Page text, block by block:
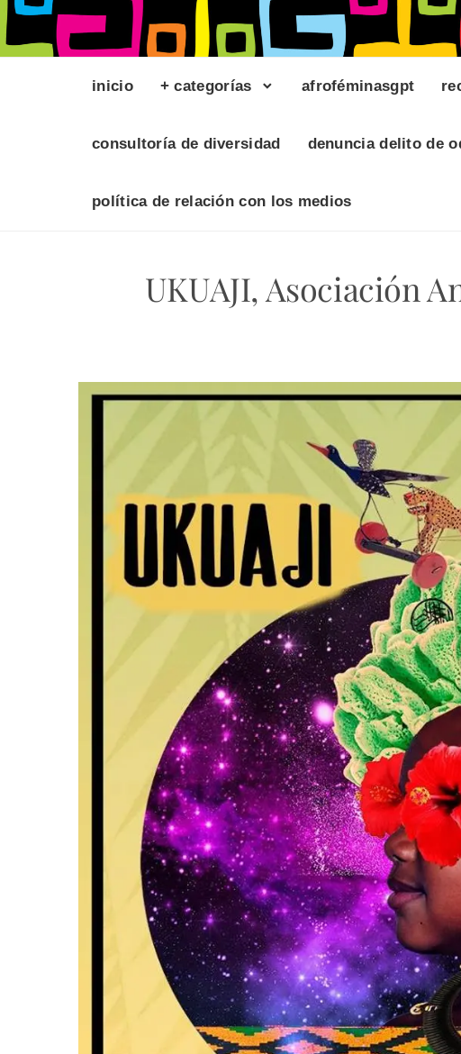
inicio + categorías afroféminasgpt
consultoría de diversidad denuncia delito de
política de relación con los medios
UKUAJI, Asociación